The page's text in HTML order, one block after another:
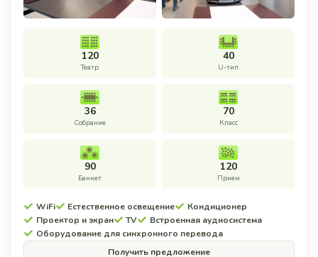
120
Театр
40
U-тип
36
Собрание
70
Класс
90
Банкет
120
Прием
WiFi Естественное освещение
Кондиционер
Проектор и экран
TV
Встроенная аудиосистема
Оборудование для синхронного перевода
Получить предложение